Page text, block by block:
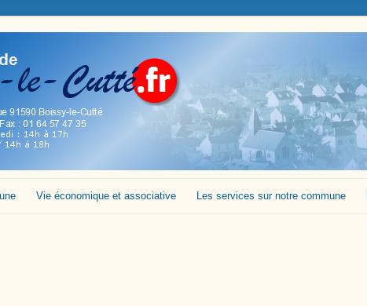
Vie économique et associative Les services sur notre commune